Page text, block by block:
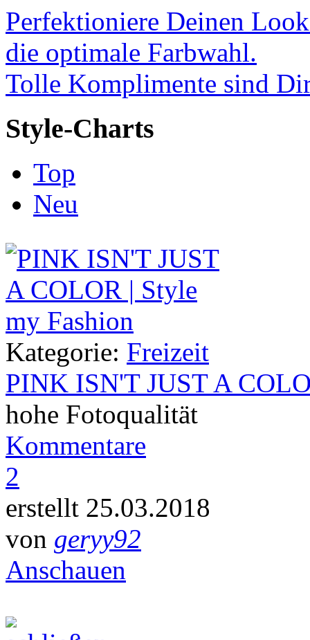
Perfektioniere Deinen
die optimale Farbwahl.
Tolle Komplimente sind
Style-Charts
Top
Neu
Kategorie: Freizeit
PINK ISN'T JUST A
hohe Fotoqualität
Kommentare
2
erstellt 25.03.2018
von geryy92
Anschauen